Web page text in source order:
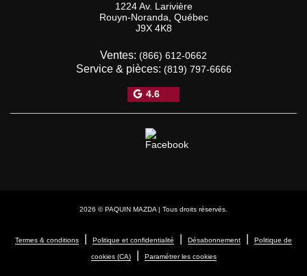
1224 Av. Larivière
Rouyn-Noranda Québec
J9X 4K8
Ventes: (866) 612-0662
Service & pièces: (819) 797-6666
4.6
2026 © PAQUIN MAZDA | Tous droits réservés.
Termes & conditions Politique et confidentialité Désabonnement Politique de
cookies (CA)| Paramétrer les cookies